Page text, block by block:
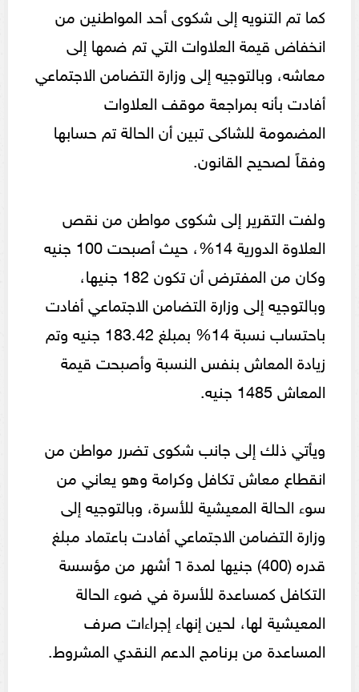
كما تم التنويه إلى شكوى أحد المواطنين من
انخفاض قيمة العلاوات التي تم ضمها إلى
معاشه، وبالتوجيه إلى وزارة التضامن الاجتماعي
أفادت بأنه بمراجعة موقف العلاوات
المضمومة للشاكى تبين أن الحالة تم حسابها
وفقاً لصحيح القانون.
ولفت التقرير إلى شكوى مواطن من نقص
العلاوة الدورية 14%، حيث أصبحت 100 جنيه
وكان من المفترض أن تكون 182 جنيها،
وبالتوجيه إلى وزارة التضامن الاجتماعي أفادت
باحتساب نسبة 14% بمبلغ 183.42 جنيه وتم
زيادة المعاش بنفس النسبة وأصبحت قيمة
المعاش 1485 جنيه.
ويأتي ذلك إلى جانب شكوى تضرر مواطن من
انقطاع معاش تكافل وكرامة وهو يعاني من
سوء الحالة المعيشية للأسرة، وبالتوجيه إلى
وزارة التضامن الاجتماعي أفادت باعتماد مبلغ
قدره (400) جنيها لمدة ٦ أشهر من مؤسسة
التكافل كمساعدة للأسرة في ضوء الحالة
المعيشية لها، لحين إنهاء إجراءات صرف
المساعدة من برنامج الدعم النقدي المشروط.